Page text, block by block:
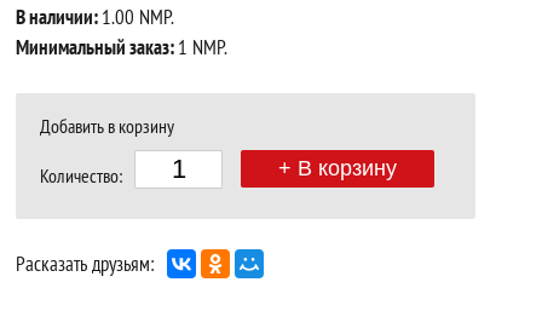
В наличии:1.00 NMP.
Минимальный заказ:1 NMP.
Добавить в корзину
Количество: + В корзину
Расказать друзьям: